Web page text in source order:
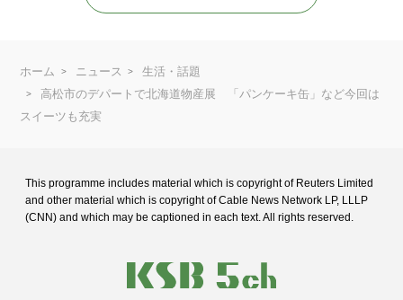
ホーム ニュース
生活・話題
高松市のデパートで北海道物産展 「パンケーキ缶」など今回は
スイーツも充実
This programme includes material which is copyright of Reuters Limited
and other material which is copyright of Cable News Network LP, LLLP
(CNN) and which may be captioned in each text. All rights reserved.